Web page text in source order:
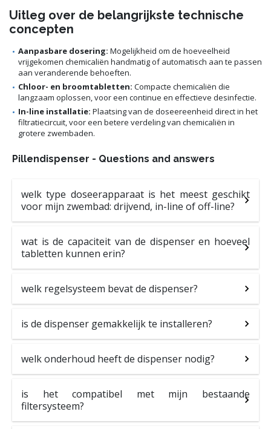
Uitleg over de belangrijkste technische
concepten
Aanpasbare dosering: Mogelijkheid om de hoeveelheid
vrijgekomen chemicaliën handmatig of automatisch aan te passen
aan veranderende behoeften.
Chloor- en broomtabletten: Compacte chemicaliën die
langzaam oplossen, voor een continue en effectieve desinfectie.
In-line installatie: Plaatsing van de doseereenheid direct in het
filtratiecircuit, voor een betere verdeling van chemicaliën in
grotere zwembaden.
Pillendispenser - Questions and answers
welk type doseerapparaat is het meest geschikt
voor mijn zwembad: drijvend, in-line of off-line?
wat is de capaciteit van de dispenser en hoeveel
tabletten kunnen erin?
welk regelsysteem bevat de dispenser?
is de dispenser gemakkelijk te installeren?
welk onderhoud heeft de dispenser nodig?
is het compatibel met mijn bestaande
filtersysteem?